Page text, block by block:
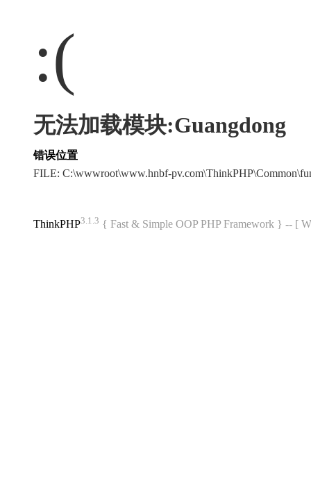
:(
无法加载模块:Guangdong
错误位置
FILE: C:\wwwroot\www.hnbf-
ThinkPHP3.1.3 { Fast & Simple OOP PHP Framework } -- [